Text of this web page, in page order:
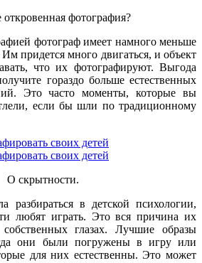
откровенная фотография?
фотограф имеет намного меньше
придется много двигаться, и объект
что их фотографируют. Выгода
гораздо больше естественных
Это часто моменты, которые вы
если бы шли по традиционному
О скрытности.
разбираться в детской психологии,
любят играть. Это вся причина их
глазах. Лучшие образы
они были погружены в игру или
для них естественны. Это может